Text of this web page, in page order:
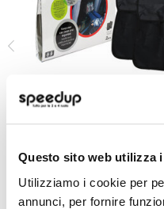
Questo sito web utilizza
Utilizziamo i cookie per
annunci, per fornire
Protezione sedile
POKE
13,85 €